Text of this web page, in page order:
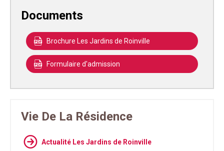
Documents
Brochure Les Jardins de Roinville
Formulaire d'admission
Vie De La Résidence
Actualité Les Jardins de Roinville